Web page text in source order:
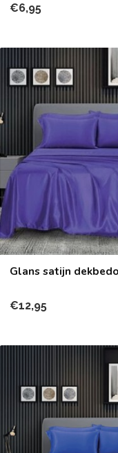
€6,95
Glans satijn
€12,95